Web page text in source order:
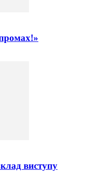
виступу